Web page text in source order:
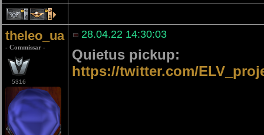
4 1
theleo_ua
- Commissar -
5316
28.04.22 14:30:03
Quietus pickup:
https://twitter.com/